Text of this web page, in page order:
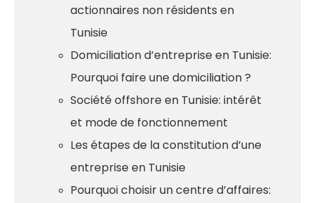
actionnaires non résidents en
Tunisie
Domiciliation d’entreprise en Tunisie:
Pourquoi faire une domiciliation ?
Société offshore en Tunisie: intérêt
et mode de fonctionnement
Les étapes de la constitution d’une
entreprise en Tunisie
Pourquoi choisir un centre d’affaires: